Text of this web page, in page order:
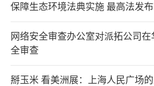
保障生态环境法典实施 最高法发
网络安全审查办公室对派拓公司
全审查
掰玉米 看美洲展：上海人民广场